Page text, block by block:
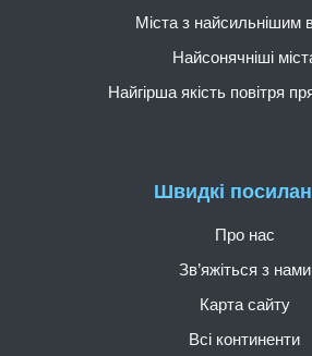
Швидкі
Про нас
Зв’яжіться з нами
Карта сайту
Всі континенти
Міста з найсильнішим
Найсонячніші
Найгірша якість повітря